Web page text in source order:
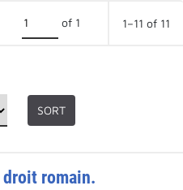
of 1 1–11 of 11
SORT
droit romain.